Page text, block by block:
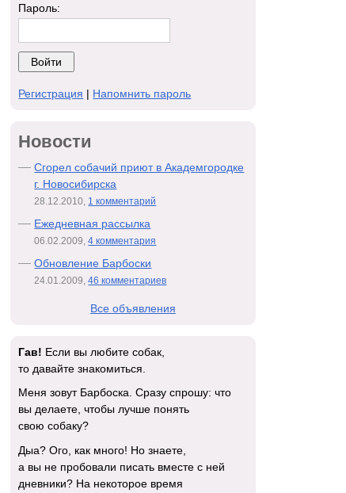
Пароль:
Регистрация | Напомнить пароль
Новости
Сгорел собачий приют в Академгородке
г. Новосибирска
28.12.2010, 1 комментарий
Ежедневная рассылка
06.02.2009,4 комментария
Обновление Барбоски
24.01.2009,46 комментариев
Все объявления
Гав! Если вы любите собак,
то давайте знакомиться.
Меня зовут Барбоска. Сразу спрошу: что
вы делаете, чтобы лучше понять
свою собаку?
Дыа? Ого, как много! Но знаете,
а вы не пробовали писать вместе с ней
дневники? На некоторое время